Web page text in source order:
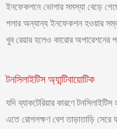
ইনফেকশনে ভোগার সমস্যা বেড়ে
গলার অন্যান্য ইনফেকশন হওয়ার
খুব রেয়ার হলেও কারোর
টনসিলাইটিস অ্যান্টিবায়োটিক
যদি ব্যাকটেরিয়ার কারণে
এতে রোগলক্ষণ বেশ তাড়াতাড়ি সেরে